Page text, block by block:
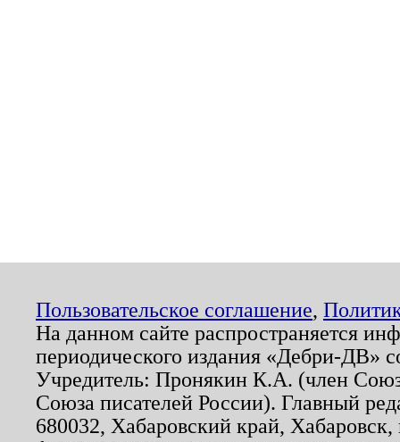
Пользовательское соглашение,
На данном сайте распространяется
периодического издания «Дебри-ДВ»
Учредитель: Пронякин К.А. (член
Союза писателей России). Главный
680032, Хабаровский край,